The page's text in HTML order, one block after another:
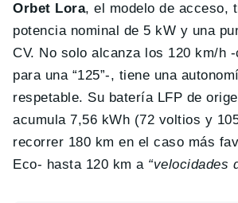
Orbet Lora, el modelo de acceso,
potencia nominal de 5 kW y una
CV. No solo alcanza los 120 km/h
para una “125”-, tiene una
respetable. Su batería LFP de
acumula 7,56 kWh (72 voltios y
recorrer 180 km en el caso más
Eco- hasta 120 km a “velocidades